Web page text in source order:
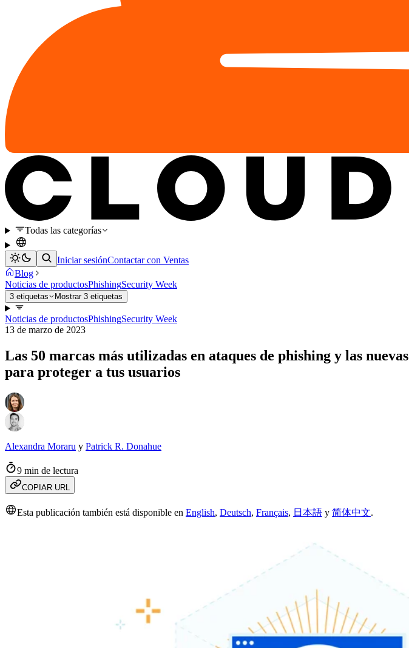
Todas las categorías
Iniciar sesiónContactar con Ventas
Blog
Noticias de productosPhishingSecurity Week
3 etiquetas Mostrar 3 etiquetas
Noticias de productosPhishingSecurity Week
13 de marzo de 2023
Las 50 marcas más utilizadas en ataques de phishing y las
para proteger a tus usuarios
Alexandra Moraru y Patrick R. Donahue
9 min de lectura
COPIAR URL
Esta publicación también está disponible en English, Deutsch, Français, 日本語 y 简体中文.